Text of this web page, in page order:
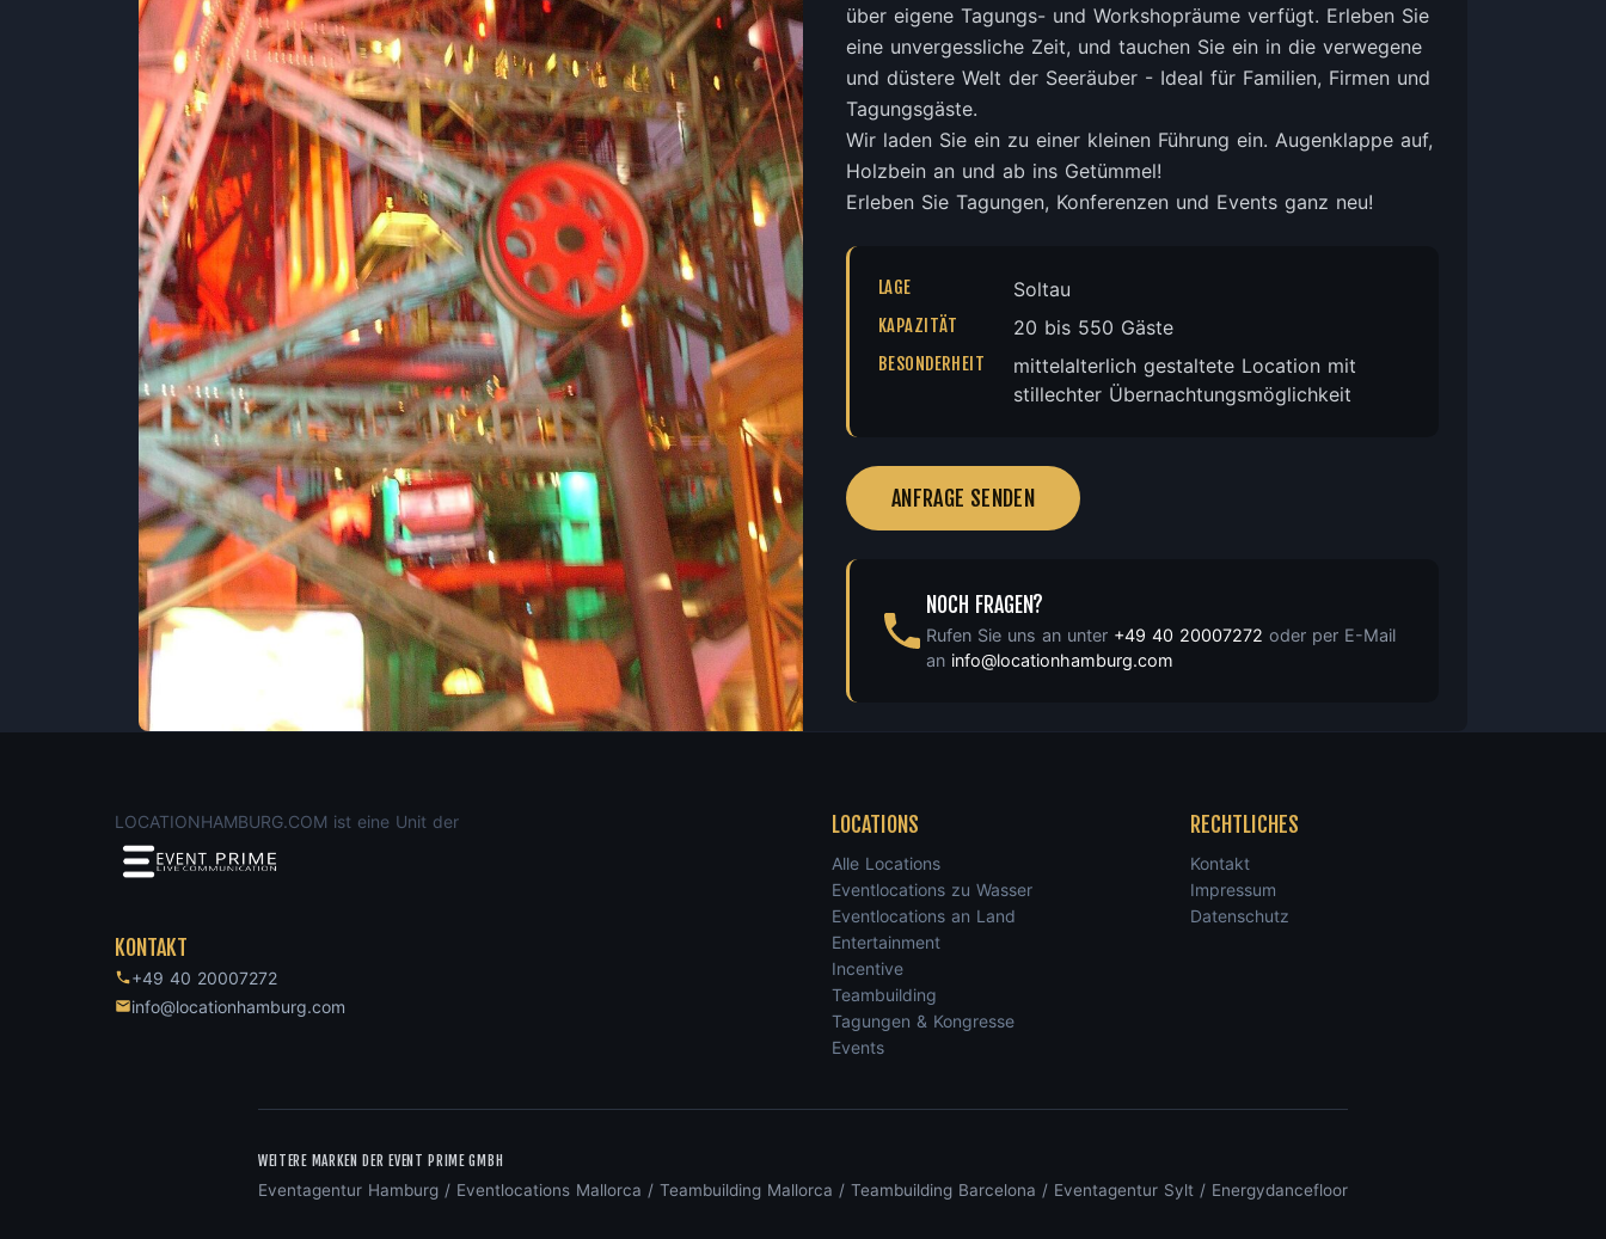
über eigene Tagungs- und Workshopräume verfügt. Erleben Sie
eine unvergessliche Zeit, und tauchen Sie ein in die verwegene
und düstere Welt der Seeräuber - Ideal für Familien, Firmen und
Tagungsgäste.
Wir laden Sie ein zu einer kleinen Führung ein. Augenklappe auf,
Holzbein an und ab ins Getümmel!
Erleben Sie Tagungen, Konferenzen und Events ganz neu!
LAGE Soltau
KAPAZITÄT 20 bis 550 Gäste
BESONDERHEIT
mittelalterlich gestaltete Location mit
stillechter Übernachtungsmöglichkeit
ANFRAGE SENDEN
NOCH FRAGEN?
Rufen Sie uns an unter +49 40 20007272 oder per E-Mail
an info@locationhamburg.com
LOCATIONHAMBURG.COM ist eine Unit der
KONTAKT
+49 40 20007272
info@locationhamburg.com
LOCATIONS
Alle Locations
Eventlocations zu Wasser
Eventlocations an Land
Entertainment
Incentive
Teambuilding
Tagungen & Kongresse
Events
RECHTLICHES
Kontakt
Impressum
Datenschutz
WEITERE MARKEN DER EVENT PRIME GMBH
Eventagentur Hamburg / Eventlocations Mallorca / Teambuilding Mallorca / Teambuilding Barcelona / Eventagentur Sylt / Energydancefloor